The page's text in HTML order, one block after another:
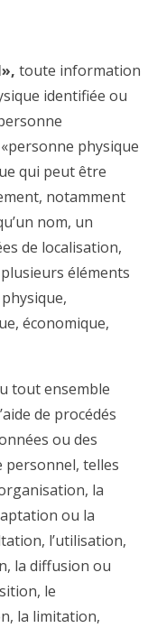
toute information
identifiée ou
physique
qui peut être
notamment
nom, un
de localisation,
éléments
économique,
tout ensemble
de procédés
ou des
personnel, telles
la
ou la
l’utilisation,
la diffusion ou
le
la limitation,